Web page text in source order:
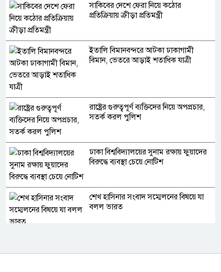
সাকিবের দেশে ফেরা নিয়ে কঠোর
প্রতিক্রিয়ায় ক্রীড়া প্রতিমন্ত্রী
ইতালি বিমানবন্দরে আটকা ঢাকাগামী
বিমান, ভেতরে আড়াই শতাধিক যাত্রী
রাষ্ট্রের গুরুত্বপূর্ণ ব্যক্তিদের নিয়ে অপপ্রচার,
সতর্ক করল পুলিশ
ঢাকা বিশ্ববিদ্যালয়ের সুনাম রক্ষায় ফুয়াদের
বিরুদ্ধে ব্যবস্থা চেয়ে নোটিশ
শেখ হাসিনার সংবাদ সম্মেলনের বিষয়ে যা
বলল ভারত
শক্তিশালী হবে: স্থানীয় সরকার মন্ত্রী